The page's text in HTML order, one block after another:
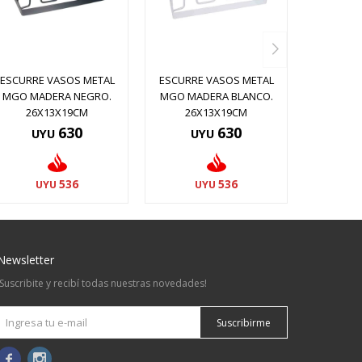
ESCURRE VASOS METAL
MGO MADERA NEGRO.
26X13X19CM
UYU 630
UYU 536
ESCURRE VASOS METAL
MGO MADERA BLANCO.
26X13X19CM
UYU 630
UYU 536
y recibí todas nuestras novedades!
Suscribirme
 